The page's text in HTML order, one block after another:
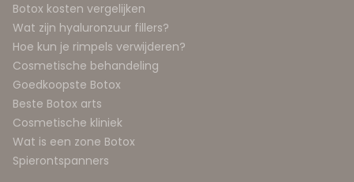
Botox kosten vergelijken
Wat zijn hyaluronzuur fillers?
Hoe kun je rimpels verwijderen?
Cosmetische behandeling
Goedkoopste Botox
Beste Botox arts
Cosmetische kliniek
Wat is een zone Botox
Spierontspanners